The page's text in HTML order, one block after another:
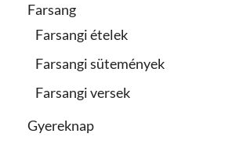
Farsang
Farsangi ételek
Farsangi sütemények
Farsangi versek
Gyereknap